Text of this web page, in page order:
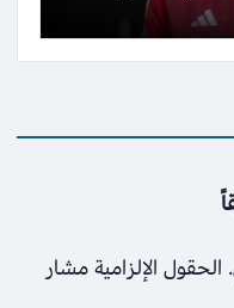
الحقول الإلزامية مشار